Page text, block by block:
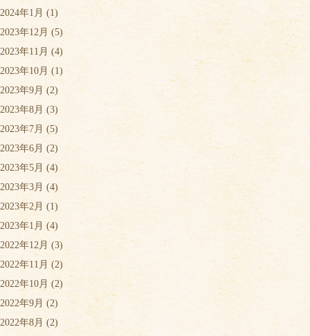
2024年1月 (1)
2023年12月 (5)
2023年11月 (4)
2023年10月 (1)
2023年9月 (2)
2023年8月 (3)
2023年7月 (5)
2023年6月 (2)
2023年5月 (4)
2023年3月 (4)
2023年2月 (1)
2023年1月 (4)
2022年12月 (3)
2022年11月(2)
2022年10月 (2)
2022年9月 (2)
2022年8月 (2)